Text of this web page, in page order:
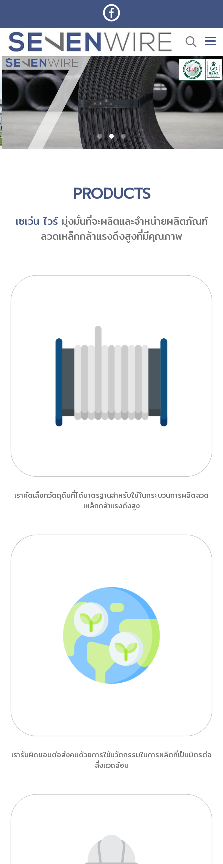
PRODUCTS
เซเว่น ไวร์ มุ่งมั่นที่จะผลิตและจำหน่ายผลิตภัณฑ์
ลวดเหล็กกล้าแรงดึงสูงที่มีคุณภาพ
เราคัดเลือกวัตถุดิบที่ได้มาตรฐานสำหรับใช้ในกระบวนการผลิตลวด
เหล็กกล้าแรงดึงสูง
เรารับผิดชอบต่อสังคมด้วยการใช้นวัตกรรมในการผลิตที่เป็นมิตรต่อ
สิ่งแวดล้อม